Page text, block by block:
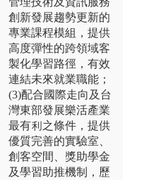
創新發展趨勢更新的
專業課程模組，提供
高度彈性的跨領域客
製化學習路徑，有效
連結未來就業職能；
(3)配合國際走向及台
灣東部發展樂活產業
最有利之條件，提供
優質完善的實驗室、
創客空間、獎助學金
及學習助推機制，歷